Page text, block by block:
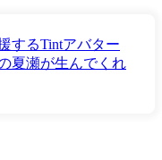
するTintアバター
夏瀬が生んでくれ